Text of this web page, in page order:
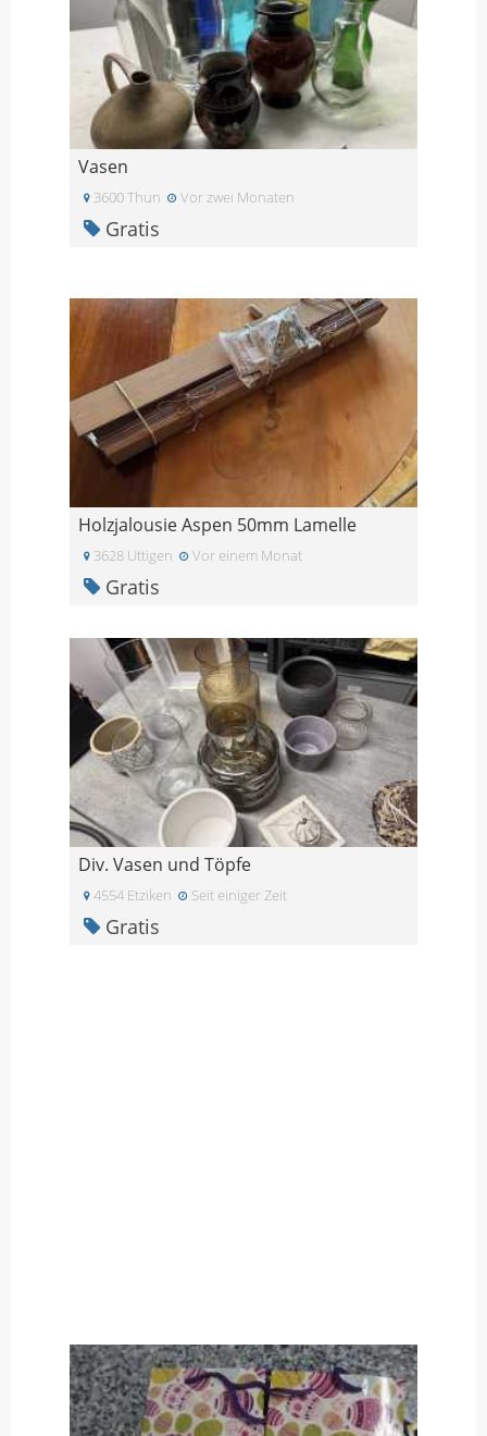
Vasen
3600 Thun Vor zwei Monaten
Gratis
Holzjalousie Aspen 50mm Lamelle
3628 Uttigen Vor einem Monat
Gratis
Div. Vasen und Töpfe
4554 Etziken Seit einiger Zeit
Gratis